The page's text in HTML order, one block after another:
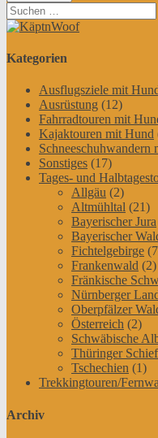
Suchen
nach:
Kategorien
Ausflugsziele mit
Ausrüstung (12)
Fahrradtouren mit
Kajaktouren mit Hund
Schneeschuhwandern
Sonstiges (17)
Tages- und
Allgäu (2)
Altmühltal (21)
Bayerischer Jura
Bayerischer
Fichtelgebirge
Frankenwald (2)
Fränkische
Nürnberger
Oberpfälzer
Österreich (2)
Schwäbische
Thüringer
Tschechien (1)
Trekkingtouren/
Archiv